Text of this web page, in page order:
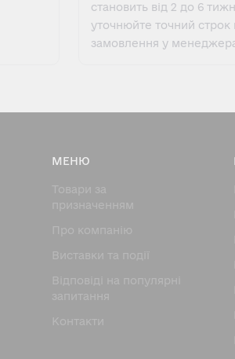
становить від 2 до 6
уточнюйте точний
замовлення у
МЕНЮ
Товари за
призначенням
Про компанію
Виставки та події
Відповіді на популярні
запитання
Контакти